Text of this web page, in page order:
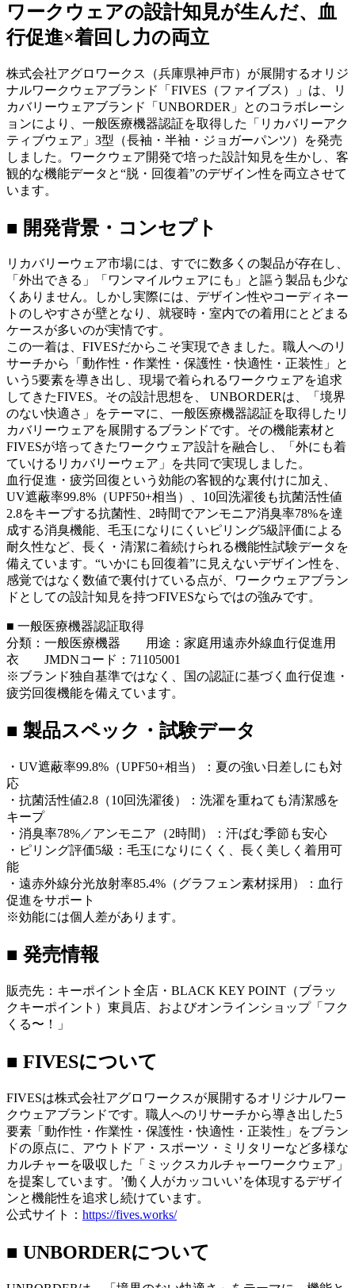
ワークウェアの設計知見が生んだ、血
行促進×着回し力の両立
株式会社アグロワークス（兵庫県神戸市）が展開するオリジ
ナルワークウェアブランド「FIVES（ファイブス）」は、リ
カバリーウェアブランド「UNBORDER」とのコラボレーシ
ョンにより、一般医療機器認証を取得した「リカバリーアク
ティブウェア」3型（長袖・半袖・ジョガーパンツ）を発売
しました。ワークウェア開発で培った設計知見を生かし、客
観的な機能データと“脱・回復着”のデザイン性を両立させて
います。
■ 開発背景・コンセプト
リカバリーウェア市場には、すでに数多くの製品が存在し、
「外出できる」「ワンマイルウェアにも」と謳う製品も少な
くありません。しかし実際には、デザイン性やコーディネー
トのしやすさが壁となり、就寝時・室内での着用にとどまる
ケースが多いのが実情です。
この一着は、FIVESだからこそ実現できました。職人へのリ
サーチから「動作性・作業性・保護性・快適性・正装性」と
いう5要素を導き出し、現場で着られるワークウェアを追求
してきたFIVES。その設計思想を、 UNBORDERは、「境界
のない快適さ」をテーマに、一般医療機器認証を取得したリ
カバリーウェアを展開するブランドです。その機能素材と
FIVESが培ってきたワークウェア設計を融合し、「外にも着
ていけるリカバリーウェア」を共同で実現しました。
血行促進・疲労回復という効能の客観的な裏付けに加え、
UV遮蔽率99.8%（UPF50+相当）、10回洗濯後も抗菌活性値
2.8をキープする抗菌性、2時間でアンモニア消臭率78%を達
成する消臭機能、毛玉になりにくいピリング5級評価による
耐久性など、長く・清潔に着続けられる機能性試験データを
備えています。“いかにも回復着”に見えないデザイン性を、
感覚ではなく数値で裏付けている点が、ワークウェアブラン
ドとしての設計知見を持つFIVESならではの強みです。
■ 一般医療機器認証取得
分類：一般医療機器 用途：家庭用遠赤外線血行促進用
衣 JMDNコード：71105001
※ブランド独自基準ではなく、国の認証に基づく血行促進・
疲労回復機能を備えています。
■ 製品スペック・試験データ
・UV遮蔽率99.8%（UPF50+相当）：夏の強い日差しにも対
応
・抗菌活性値2.8（10回洗濯後）：洗濯を重ねても清潔感を
キープ
・消臭率78%／アンモニア（2時間）：汗ばむ季節も安心
・ピリング評価5級：毛玉になりにくく、長く美しく着用可
能
・遠赤外線分光放射率85.4%（グラフェン素材採用）：血行
促進をサポート
※効能には個人差があります。
■ 発売情報
販売先：キーポイント全店・BLACK KEY POINT（ブラッ
クキーポイント）東員店、およびオンラインショップ「フク
くる〜！」
■ FIVESについて
FIVESは株式会社アグロワークスが展開するオリジナルワー
クウェアブランドです。職人へのリサーチから導き出した5
要素「動作性・作業性・保護性・快適性・正装性」をブラン
ドの原点に、アウトドア・スポーツ・ミリタリーなど多様な
カルチャーを吸収した「ミックスカルチャーワークウェア」
を提案しています。’働く人がカッコいい’を体現するデザイ
ンと機能性を追求し続けています。
公式サイト： https://fives.works/
■ UNBORDERについて